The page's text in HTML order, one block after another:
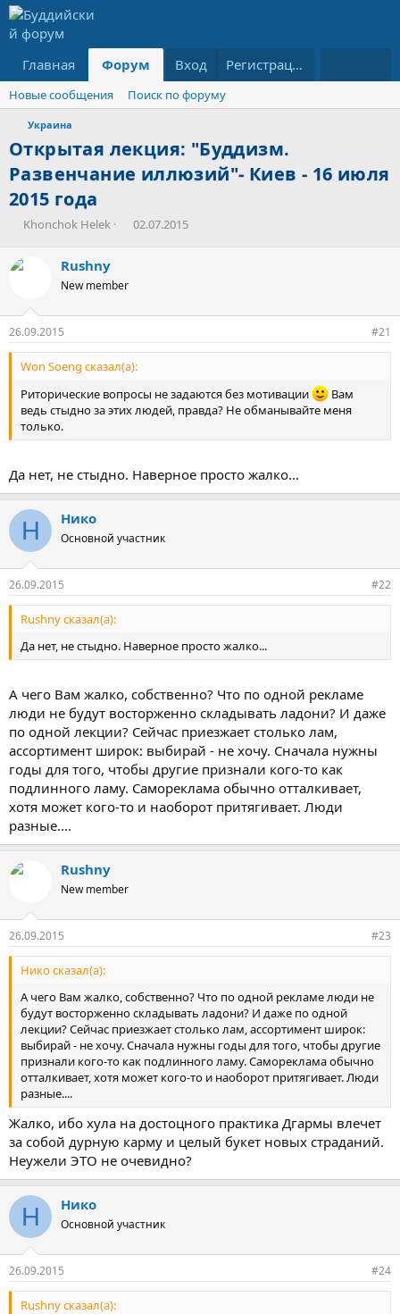
Главная Форум Что нового Пользователи
Вход Регистрация
Новые сообщения Поиск по форуму
Украина
Открытая лекция: "Буддизм.
Развенчание иллюзий"- Киев - 16 июля
2015 года
А
о
е
м
ы
Khonchok Helek
Д
ч
л
а
02.07.2015
Rushny
New member
26.09.2015 #21
Won Soeng сказал(а):
Риторические вопросы не задаются без мотивации
Вам
ведь стыдно за этих людей, правда? Не обманывайте меня
только.
Да нет, не стыдно. Наверное просто жалко...
Н Нико
Основной участник
26.09.2015 #22
Rushny сказал(а):
Да нет, не стыдно. Наверное просто жалко...
А чего Вам жалко, собственно? Что по одной рекламе
люди не будут восторженно складывать ладони? И даже
по одной лекции? Сейчас приезжает столько лам,
ассортимент широк: выбирай - не хочу. Сначала нужны
годы для того, чтобы другие признали кого-то как
подлинного ламу. Самореклама обычно отталкивает,
хотя может кого-то и наоборот притягивает. Люди
разные....
Rushny
New member
26.09.2015 #23
Нико сказал(а):
А чего Вам жалко, собственно? Что по одной рекламе люди не
будут восторженно складывать ладони? И даже по одной
лекции? Сейчас приезжает столько лам, ассортимент широк:
выбирай - не хочу. Сначала нужны годы для того, чтобы другие
признали кого-то как подлинного ламу. Самореклама обычно
отталкивает, хотя может кого-то и наоборот притягивает. Люди
разные....
Жалко, ибо хула на достоцного практика Дгармы влечет
за собой дурную карму и целый букет новых страданий.
Неужели ЭТО не очевидно?
Н Нико
Основной участник
26.09.2015 #24
Rushny сказал(а):